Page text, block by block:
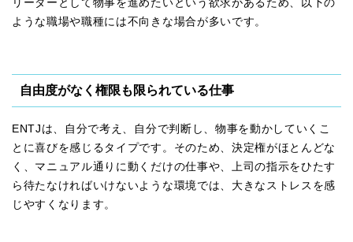
リーダーとして物事を進めたいという欲求があるため、以下の
ような職場や職種には不向きな場合が多いです。
自由度がなく権限も限られている仕事
ENTJは、自分で考え、自分で判断し、物事を動かしていくこ
とに喜びを感じるタイプです。そのため、決定権がほとんどな
く、マニュアル通りに動くだけの仕事や、上司の指示をひたす
ら待たなければいけないような環境では、大きなストレスを感
じやすくなります。